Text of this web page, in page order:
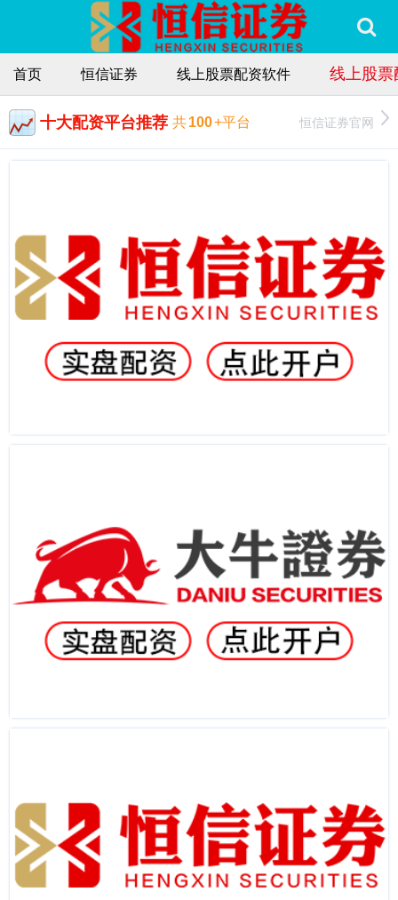
首页 恒信证券 线上股票配资软件 线上股
十大配资平台推荐 共100+平台 恒信证券官网